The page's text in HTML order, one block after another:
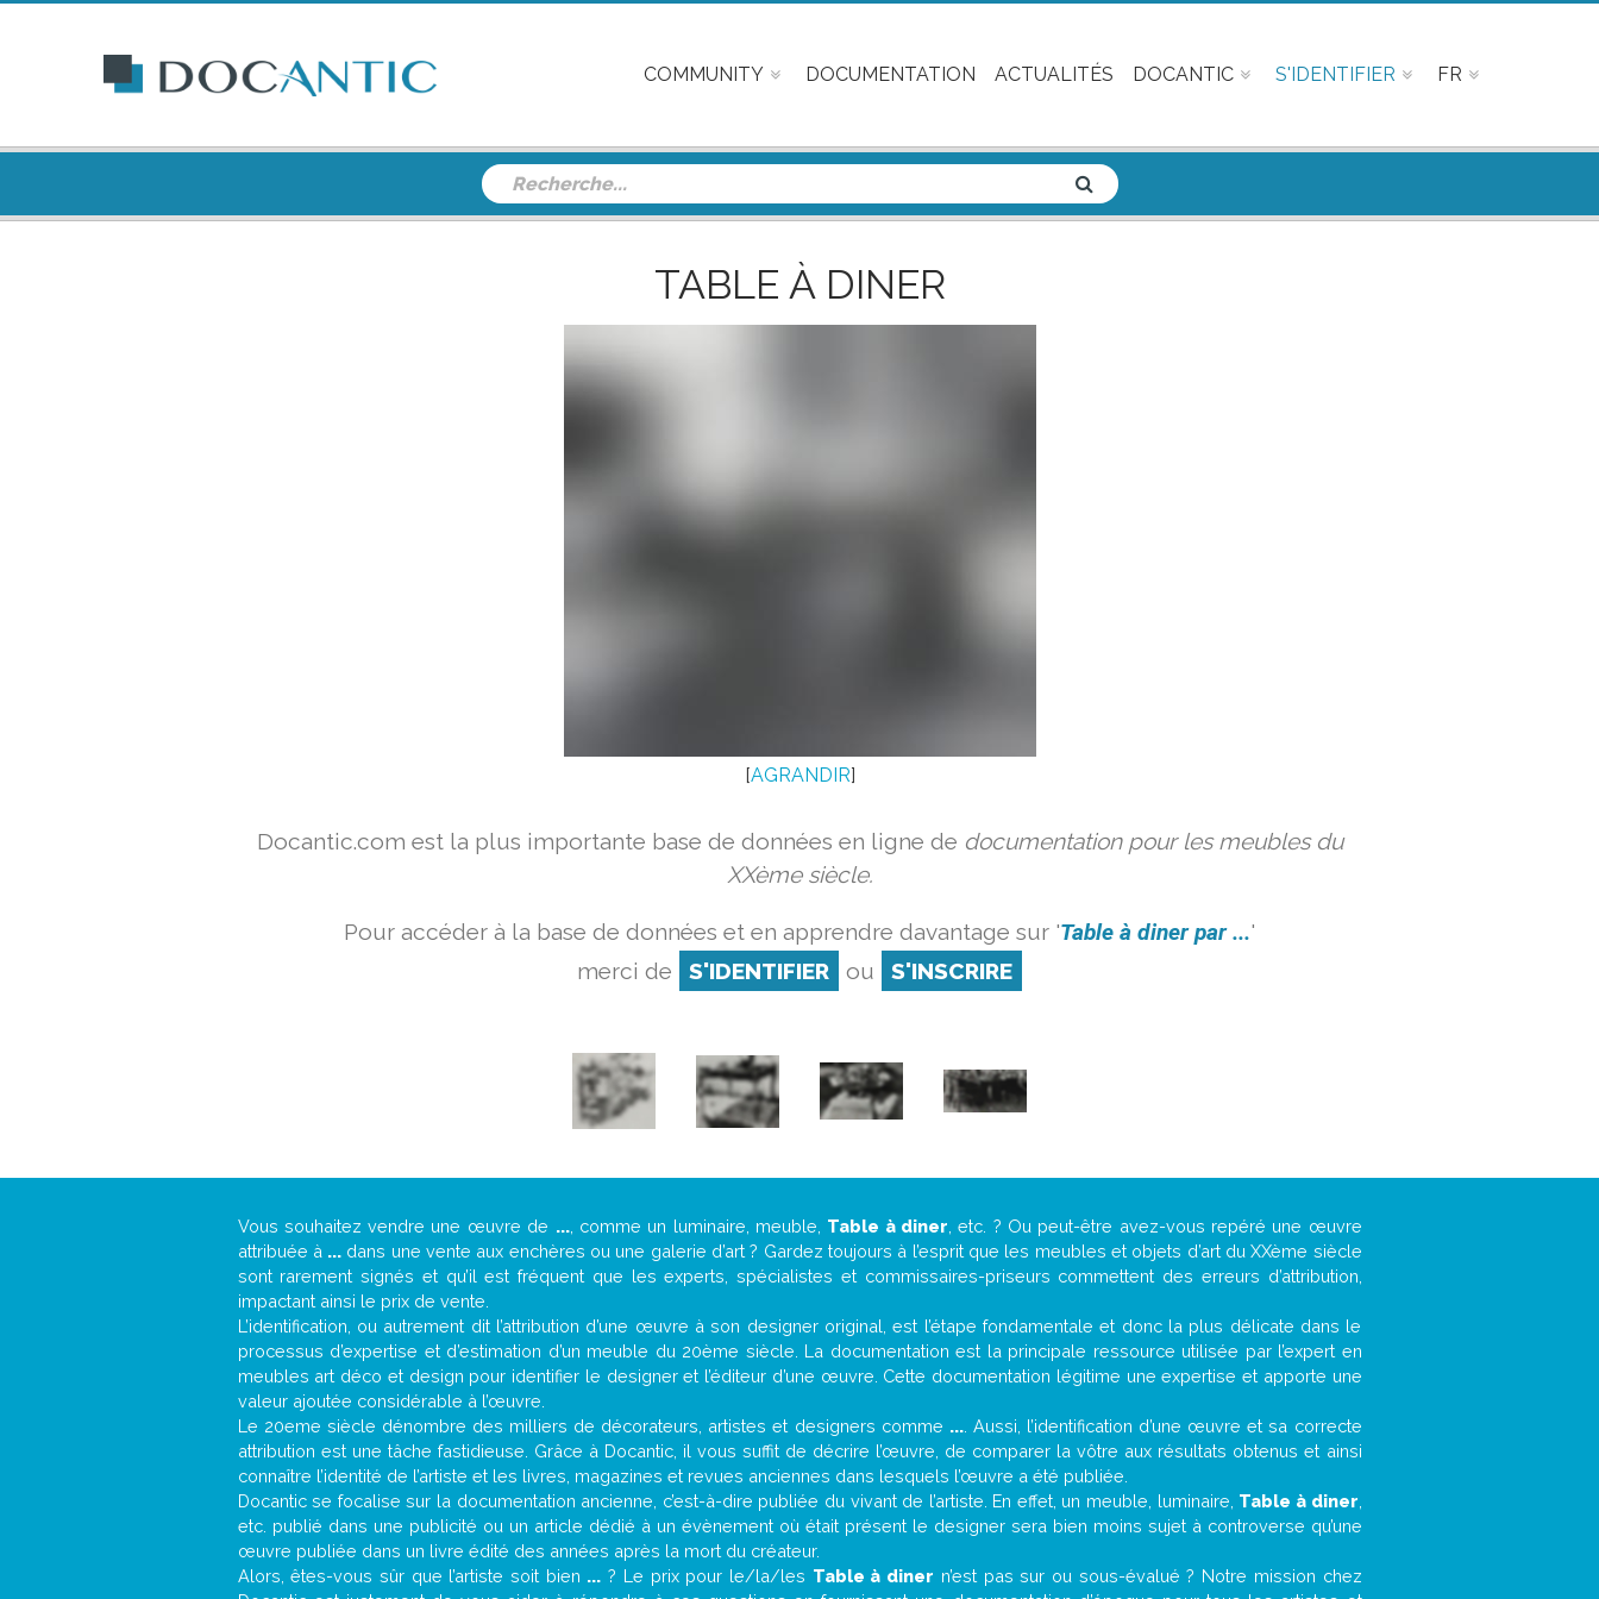
COMMUNITY DOCUMENTATION ACTUALITÉS DOCANTIC S'IDENTIFIER FR
TABLE À DINER
[AGRANDIR]
Docantic.com est la plus importante base de données en ligne de documentation pour les meubles du
XXème siècle.
Pour accéder à la base de données et en apprendre davantage sur 'Table à diner par ...'
merci de
S'IDENTIFIER ou S'INSCRIRE
Vous souhaitez vendre une œuvre de ..., comme un luminaire, meuble, Table à diner , etc. ? Ou peut-être avez-vous repéré une œuvre
attribuée à ... dans une vente aux enchères ou une galerie d’art ? Gardez toujours à l’esprit que les meubles et objets d’art du XXème siècle
sont rarement signés et qu’il est fréquent que les experts, spécialistes et commissaires-priseurs commettent des erreurs d’attribution,
impactant ainsi le prix de vente.
L’identification, ou autrement dit l’attribution d’une œuvre à son designer original, est l’étape fondamentale et donc la plus délicate dans le
processus d’expertise et d’estimation d’un meuble du 20ème siècle. La documentation est la principale ressource utilisée par l’expert en
meubles art déco et design pour identifier le designer et l’éditeur d’une œuvre. Cette documentation légitime une expertise et apporte une
valeur ajoutée considérable à l’œuvre.
Le 20eme siècle dénombre des milliers de décorateurs, artistes et designers comme .... Aussi, l’identification d’une œuvre et sa correcte
attribution est une tâche fastidieuse. Grâce à Docantic, il vous suffit de décrire l’œuvre, de comparer la vôtre aux résultats obtenus et ainsi
connaître l’identité de l’artiste et les livres, magazines et revues anciennes dans lesquels l’œuvre a été publiée.
Docantic se focalise sur la documentation ancienne, c’est-à-dire publiée du vivant de l’artiste. En effet, un meuble, luminaire, Table à diner
etc. publié dans une publicité ou un article dédié à un évènement où était présent le designer sera bien moins sujet à controverse qu’une
œuvre publiée dans un livre édité des années après la mort du créateur.
Alors, êtes-vous sûr que l’artiste soit bien ... ? Le prix pour le/la/les Table à diner n’est pas sur ou sous-évalué ? Notre mission chez